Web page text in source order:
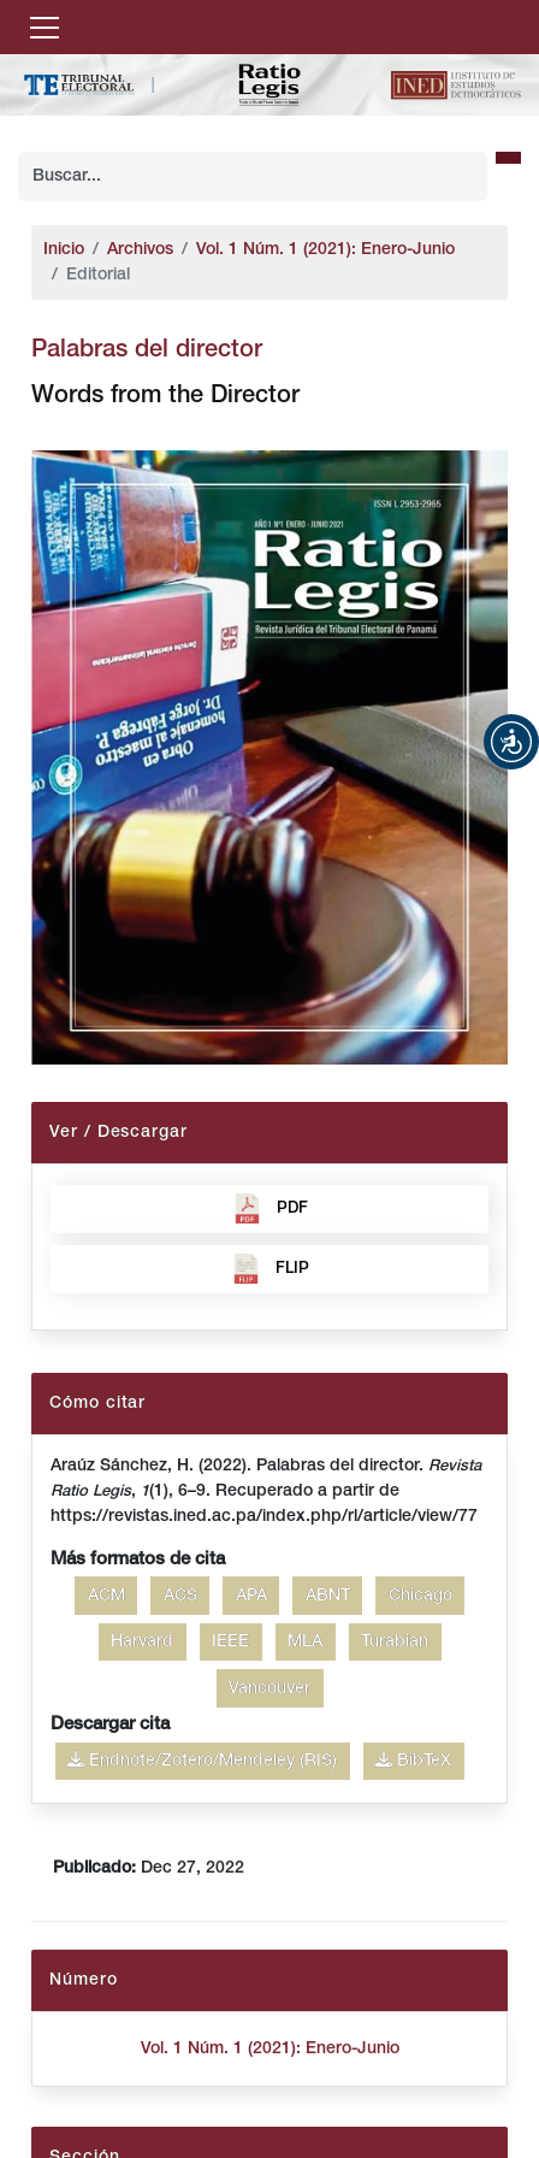
Inicio Archivos
Vol. 1 Núm. 1 (2021): Enero-Junio
Editorial
Palabras del director
Words from the Director
Ver / Descargar
PDF
FLIP
Cómo citar
Araúz Sánchez, H. (2022). Palabras del director. Revista
Ratio Legis, 1(1), 6–9. Recuperado a partir de
https://revistas.ined.ac.pa/index.php/rl/article/view/77
Más formatos de cita
ACM ACS APA ABNT Chicago
Harvard IEEE MLA Turabian
Vancouver
Descargar cita
Endnote/Zotero/Mendeley (RIS) BibTeX
Publicado:Dec 27, 2022
Número
Vol. 1 Núm. 1 (2021): Enero-Junio